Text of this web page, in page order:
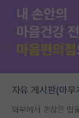
자유 게시판(아
외부에서 괜찮은 랩